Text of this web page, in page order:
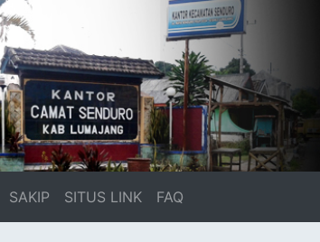
SAKIP SITUS LINK FAQ